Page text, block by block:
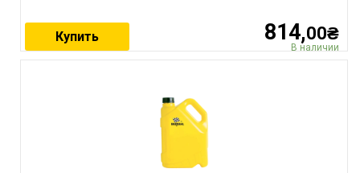
814,00₴
В наличии
Купить